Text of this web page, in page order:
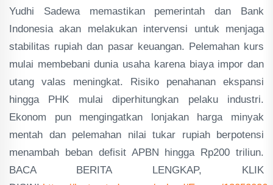
Yudhi Sadewa memastikan pemerintah dan Bank
Indonesia akan melakukan intervensi untuk menjaga
stabilitas rupiah dan pasar keuangan. Pelemahan kurs
mulai membebani dunia usaha karena biaya impor dan
utang valas meningkat. Risiko penahanan ekspansi
hingga PHK mulai diperhitungkan pelaku industri.
Ekonom pun mengingatkan lonjakan harga minyak
mentah dan pelemahan nilai tukar rupiah berpotensi
menambah beban defisit APBN hingga Rp200 triliun.
BACA BERITA LENGKAP, KLIK